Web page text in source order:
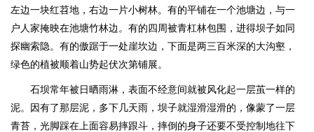
左边一块红苕地，右边一片小树林。有的平铺在一个池塘边，与一
户人家掩映在池塘竹林边。有的四周被青杠林包围，进得坝子如同
探幽索隐。有的傲踞于一处崖坎边，下面是两三百米深的大沟壑，
绿色的植被顺着山势起伏次第铺展。
石坝常年被日晒雨淋，表面不经意间就被风化起一层茧一样的
泥。因有了那层泥，多下几天雨，坝子就湿滑湿滑的，像蒙了一层
青苔，光脚踩在上面容易摔跟斗，摔倒的身子还要不受控制地往下